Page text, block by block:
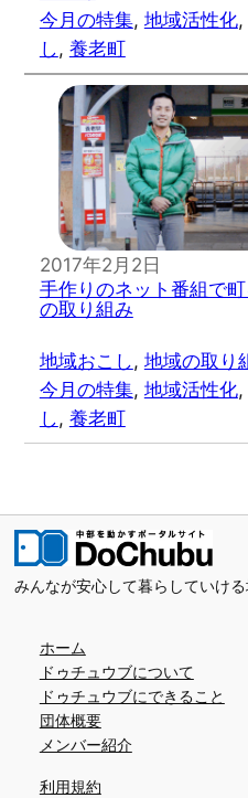
今月の特集, 地域活性化,
し, 養老町
2017年2月2日
手作りのネット番組で
の取り組み
地域おこし, 地域の取り
今月の特集, 地域活性化,
し, 養老町
みんなが安心して暮らしていける
ホーム
ドゥチュウブについて
ドゥチュウブにできること
団体概要
メンバー紹介
利用規約